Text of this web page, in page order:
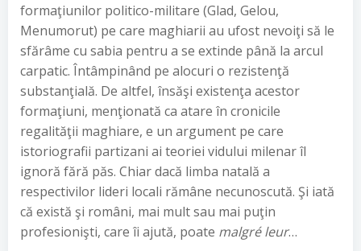
formaţiunilor politico-militare (Glad, Gelou,
Menumorut) pe care maghiarii au ufost nevoiţi să le
sfărâme cu sabia pentru a se extinde până la arcul
carpatic. Întâmpinând pe alocuri o rezistenţă
substanţială. De altfel, însăşi existenţa acestor
formaţiuni, menţionată ca atare în cronicile
regalităţii maghiare, e un argument pe care
istoriografii partizani ai teoriei vidului milenar îl
ignoră fără păs. Chiar dacă limba natală a
respectivilor lideri locali rămâne necunoscută. Şi iată
că există şi români, mai mult sau mai puţin
profesionişti, care îi ajută, poate malgréleur…